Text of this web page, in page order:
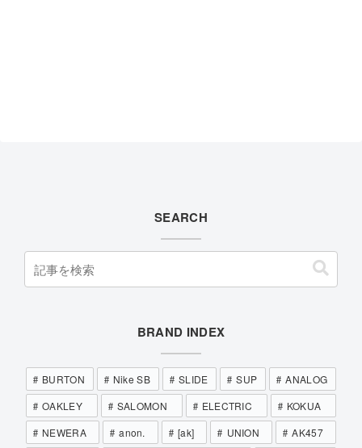
SEARCH
BRAND INDEX
BURTON Nike SB SLIDE SUP
ANALOG
OAKLEY
SALOMON ELECTRIC
KOKUA
NEWERA
anon. [ak] UNION
AK457